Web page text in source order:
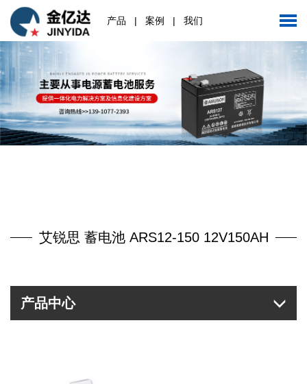
产品 |案例 |我们
艾锐思 蓄电池 ARS12-150 12V150AH
产品中心